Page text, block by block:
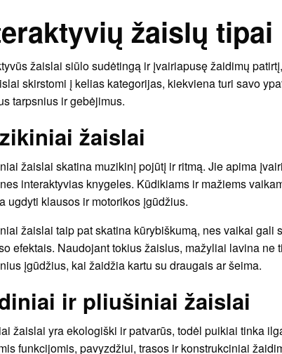
žaislų
žaislai siūlo sudėtingą ir įvairiapusę žaidimų
skirstomi į kelias kategorijas, kiekviena turi savo
tarpsnius ir gebėjimus.
žaislai
žaislai skatina muzikinį pojūtį ir ritmą. Jie apima
interaktyvias knygeles. Kūdikiams ir mažiems
ugdyti klausos ir motorikos įgūdžius.
žaislai taip pat skatina kūrybiškumą, nes vaikai gali
efektais. Naudojant tokius žaislus, mažyliai lavina ne
įgūdžius, kai žaidžia kartu su draugais ar šeima.
ir pliušiniai žaislai
žaislai yra ekologiški ir patvarūs, todėl puikiai tinka
funkcijomis, pavyzdžiui, trasos ir konstrukciniai